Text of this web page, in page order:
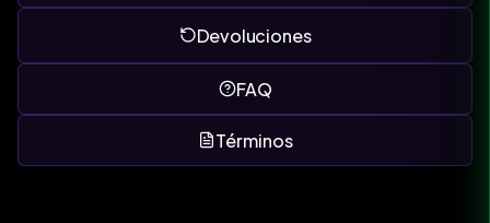
Devoluciones
FAQ
Términos